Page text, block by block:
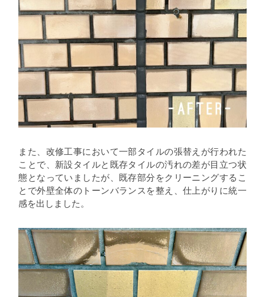
また、改修工事において一部タイルの張替えが行われた
ことで、新設タイルと既存タイルの汚れの差が目立つ状
態となっていましたが、既存部分をクリーニングするこ
とで外壁全体のトーンバランスを整え、仕上がりに統一
感を出しました。